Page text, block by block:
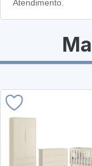
Atendimento.